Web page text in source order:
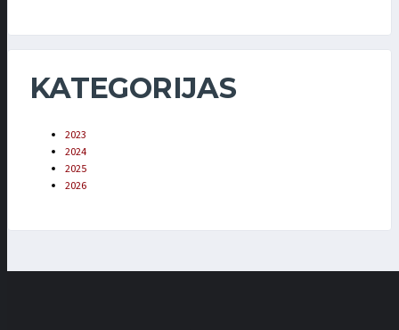
KATEGORIJAS
2023
2024
2025
2026